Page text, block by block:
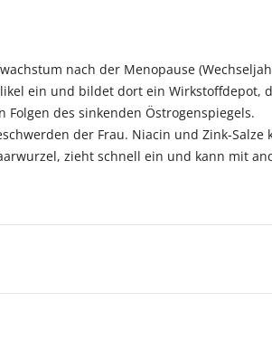
nach der Menopause
ein und bildet dort ein Wirkstoffdepot,
des sinkenden Östrogenspiegels.
der Frau. Niacin und Zink-
zieht schnell ein und kann mit